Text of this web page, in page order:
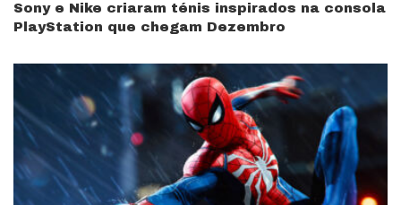
Sony e Nike criaram ténis inspirados na consola
PlayStation que chegam Dezembro